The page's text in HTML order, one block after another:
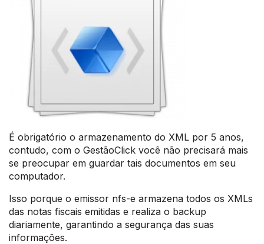
É obrigatório o armazenamento do XML por 5 anos,
contudo, com o GestãoClick você não precisará mais
se preocupar em guardar tais documentos em seu
computador.
Isso porque o emissor nfs-e armazena todos os XMLs
das notas fiscais emitidas e realiza o backup
diariamente, garantindo a segurança das suas
informações.